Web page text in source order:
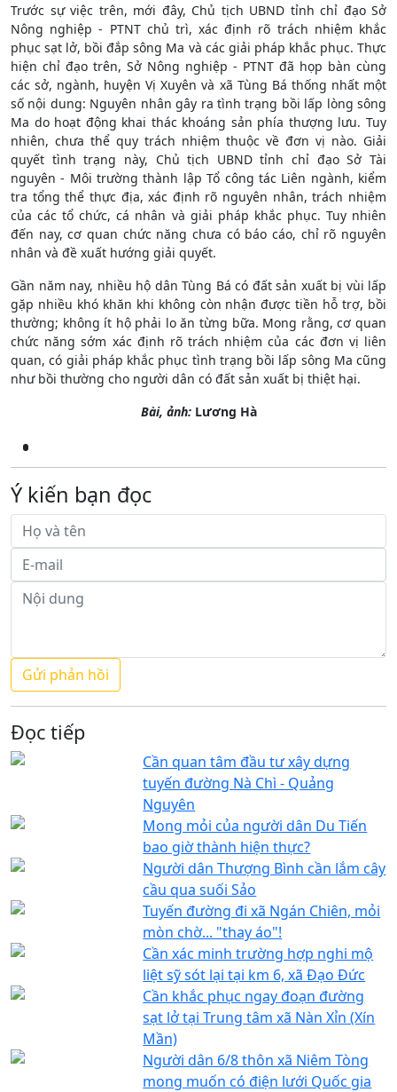
Trước sự việc trên, mới đây, Chủ tịch UBND tỉnh chỉ đạo Sở
Nông nghiệp - PTNT chủ trì, xác định rõ trách nhiệm khắc
phục sạt lở, bồi đắp sông Ma và các giải pháp khắc phục. Thực
hiện chỉ đạo trên, Sở Nông nghiệp - PTNT đã họp bàn cùng
các sở, ngành, huyện Vị Xuyên và xã Tùng Bá thống nhất một
số nội dung: Nguyên nhân gây ra tình trạng bồi lấp lòng sông
Ma do hoạt động khai thác khoáng sản phía thượng lưu. Tuy
nhiên, chưa thể quy trách nhiệm thuộc về đơn vị nào. Giải
quyết tình trạng này, Chủ tịch UBND tỉnh chỉ đạo Sở Tài
nguyên - Môi trường thành lập Tổ công tác Liên ngành, kiểm
tra tổng thể thực địa, xác định rõ nguyên nhân, trách nhiệm
của các tổ chức, cá nhân và giải pháp khắc phục. Tuy nhiên
đến nay, cơ quan chức năng chưa có báo cáo, chỉ rõ nguyên
nhân và đề xuất hướng giải quyết.
Gần năm nay, nhiều hộ dân Tùng Bá có đất sản xuất bị vùi lấp
gặp nhiều khó khăn khi không còn nhận được tiền hỗ trợ, bồi
thường; không ít hộ phải lo ăn từng bữa. Mong rằng, cơ quan
chức năng sớm xác định rõ trách nhiệm của các đơn vị liên
quan, có giải pháp khắc phục tình trạng bồi lấp sông Ma cũng
như bồi thường cho người dân có đất sản xuất bị thiệt hại.
Bài, ảnh:Lương Hà
Ý kiến bạn đọc
Đọc tiếp
Cần quan tâm đầu tư xây dựng
tuyến đường Nà Chì - Quảng
Nguyên
Mong mỏi của người dân Du Tiến
bao giờ thành hiện thực?
Người dân Thượng Bình cần lắm cây
cầu qua suối Sảo
Tuyến đường đi xã Ngán Chiên, mỏi
mòn chờ... "thay áo"!
Cần xác minh trường hợp nghi mộ
liệt sỹ sót lại tại km 6, xã Đạo Đức
Cần khắc phục ngay đoạn đường
sạt lở tại Trung tâm xã Nàn Xỉn (Xín
Mần)
Người dân 6/8 thôn xã Niêm Tòng
mong muốn có điện lưới Quốc gia